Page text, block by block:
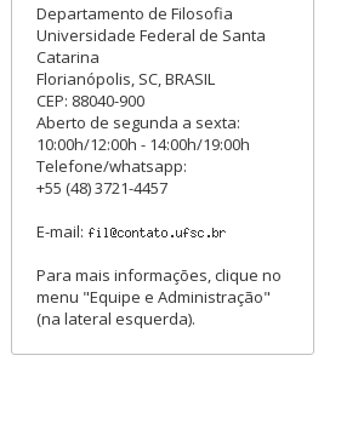
Departamento de Filosofia
Universidade Federal de Santa
Catarina
Florianópolis, SC, BRASIL
CEP: 88040-900
Aberto de segunda a sexta:
10:00h/12:00h - 14:00h/19:00h
Telefone/whatsapp:
+55 (48) 3721-4457
E-mail:
Para mais informações, clique no
menu "Equipe e Administração"
(na lateral esquerda).